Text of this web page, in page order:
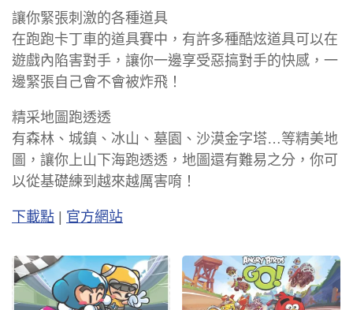
讓你緊張刺激的各種道具
在跑跑卡丁車的道具賽中，有許多種酷炫道具可以在
遊戲內陷害對手，讓你一邊享受惡搞對手的快感，一
邊緊張自己會不會被炸飛！
精采地圖跑透透
有森林、城鎮、冰山、墓園、沙漠金字塔…等精美地
圖，讓你上山下海跑透透，地圖還有難易之分，你可
以從基礎練到越來越厲害唷！
下載點 官方網站